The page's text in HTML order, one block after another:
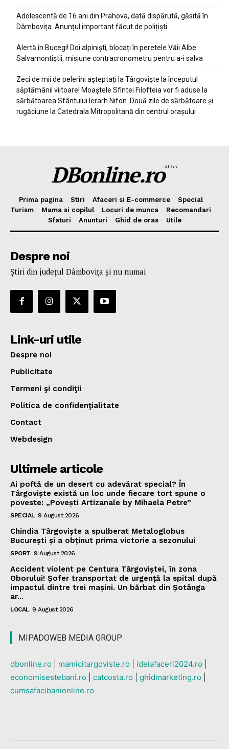
Adolescentă de 16 ani din Prahova, dată dispărută, găsită în
Dâmbovița. Anunțul important făcut de polițiști
Alertă în Bucegi! Doi alpiniști, blocați în peretele Văii Albe.
Salvamontiștii, misiune contracronometru pentru a-i salva
Zeci de mii de pelerini așteptați la Târgoviște la începutul
săptămânii viitoare! Moaștele Sfintei Filofteia vor fi aduse la
sărbătoarea Sfântului Ierarh Nifon. Două zile de sărbătoare și
rugăciune la Catedrala Mitropolitană din centrul orașului
DBonline.rostiri
Prima pagina Stiri Afaceri si E-commerce
Special
Turism
Mama si copilul Locuri de munca
Recomandari
Sfaturi
Anunturi Ghid de oras Utile
Despre noi
Ştiri din judeţul Dâmboviţa şi nu numai
Link-uri utile
Despre noi
Publicitate
Termeni şi condiţii
Politica de confidenţialitate
Contact
Webdesign
Ultimele articole
Ai poftă de un desert cu adevărat special? În
Târgoviște există un loc unde fiecare tort spune o
poveste: „Povești Artizanale by Mihaela Petre”
SPECIAL 9 August 2026
Chindia Târgoviște a spulberat Metaloglobus
București și a obținut prima victorie a sezonului
SPORT 9 August 2026
Accident violent pe Centura Târgoviștei, în zona
Oborului! Șofer transportat de urgență la spital după
impactul dintre trei mașini. Un bărbat din Șotânga
ar...
LOCAL 9 August 2026
MIPADOWEB MEDIA GROUP
dbonline.ro mamicitargoviste.ro ideiafaceri2024.ro
economisestebani.ro
catcosta.ro ghidmarketing.ro
cumsafacibanionline.ro